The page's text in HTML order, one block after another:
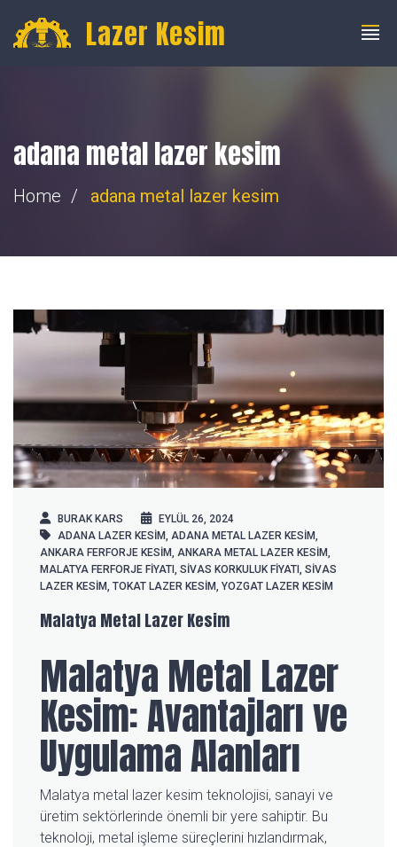
info@fibercnclazer.com
Lazer Kesim
adana metal lazer kesim
Home adana metal lazer kesim
BURAK KARS
EYLÜL 26, 2024
ADANA LAZER KESIM, ADANA METAL LAZER KESIM,
ANKARA FERFORJE KESIM, ANKARA METAL LAZER KESIM,
MALATYA FERFORJE FIYATI , SIVAS KORKULUK FIYATI , SIVAS
LAZER KESIM, TOKAT LAZER KESIM, YOZGAT LAZER KESIM
Malatya Metal Lazer Kesim
Malatya Metal Lazer
Kesim: Avantajları ve
Uygulama Alanları
Malatya metal lazer kesim teknolojisi, sanayi ve
üretim sektörlerinde önemli bir yere sahiptir. Bu
teknoloji, metal işleme süreçlerini hızlandırmak,